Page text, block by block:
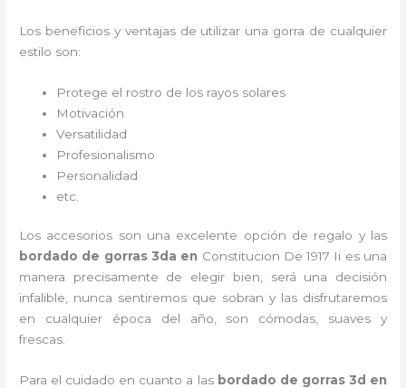
Los beneficios y ventajas de utilizar una gorra de cualquier
estilo son:
Protege el rostro de los rayos solares
Motivación
Versatilidad
Profesionalismo
Personalidad
etc.
Los accesorios son una excelente opción de regalo y las
bordado de gorras 3d a en Constitucion De 1917 Ii es una
manera precisamente de elegir bien, será una decisión
infalible, nunca sentiremos que sobran y las disfrutaremos
en cualquier época del año, son cómodas, suaves y
frescas.
Para el cuidado en cuanto a las bordado de gorras 3d en